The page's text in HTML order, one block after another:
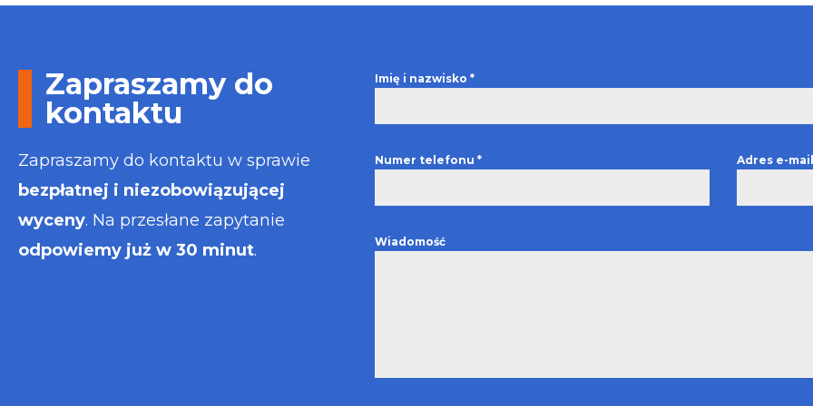
wystawiona błyskawicznie.
Polecam
Zapraszamy do
kontaktu
Zapraszamy do kontaktu w sprawie
bezpłatnej i niezobowiązującej
wyceny. Na przesłane zapytanie
odpowiemy już w 30 minut.
Imię i nazwisko*
Numer telefonu* Adres e-
Wiadomość